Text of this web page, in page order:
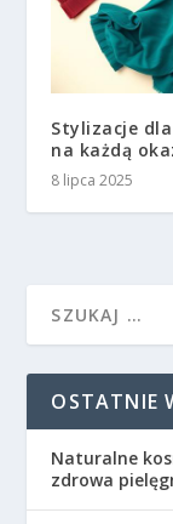
Stylizacje
na każdą
8 lipca 2025
OSTATNIE
Naturalne
zdrowa